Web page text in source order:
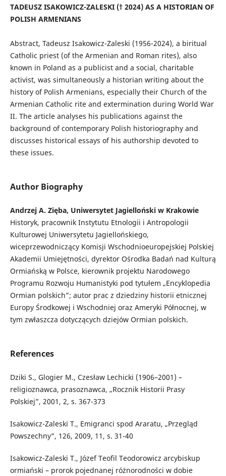
TADEUSZ ISAKOWICZ-ZALESKI († 2024) AS A HISTORIAN OF
POLISH ARMENIANS
Abstract, Tadeusz Isakowicz-Zaleski (1956-2024), a biritual
Catholic priest (of the Armenian and Roman rites), also
known in Poland as a publicist and a social, charitable
activist, was simultaneously a historian writing about the
history of Polish Armenians, especially their Church of the
Armenian Catholic rite and extermination during World War
II. The article analyses his publications against the
background of contemporary Polish historiography and
discusses historical essays of his authorship devoted to
these issues.
Author Biography
Andrzej A. Zięba, Uniwersytet Jagielloński w Krakowie
Historyk, pracownik Instytutu Etnologii i Antropologii
Kulturowej Uniwersytetu Jagiellońskiego,
wiceprzewodniczący Komisji Wschodnioeuropejskiej Polskiej
Akademii Umiejętności, dyrektor Ośrodka Badań nad Kulturą
Ormiańską w Polsce, kierownik projektu Narodowego
Programu Rozwoju Humanistyki pod tytułem „Encyklopedia
Ormian polskich”; autor prac z dziedziny historii etnicznej
Europy Środkowej i Wschodniej oraz Ameryki Północnej, w
tym zwłaszcza dotyczących dziejów Ormian polskich.
References
Dziki S., Glogier M., Czesław Lechicki (1906–2001) –
religioznawca, prasoznawca, „Rocznik Historii Prasy
Polskiej”, 2001, 2, s. 367-373
Isakowicz-Zaleski T., Emigranci spod Araratu, „Przegląd
Powszechny”, 126, 2009, 11, s. 31-40
Isakowicz-Zaleski T., Józef Teofil Teodorowicz arcybiskup
ormiański – prorok pojednanej różnorodności w dobie